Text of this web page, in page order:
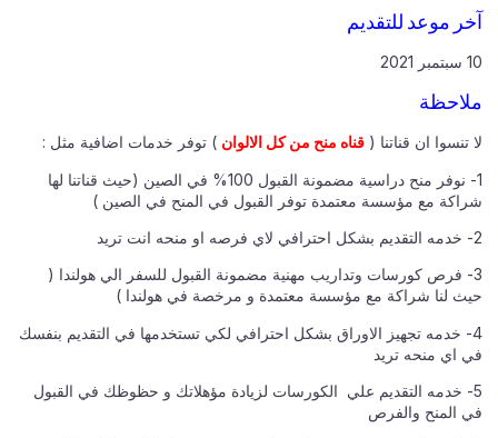
آخر موعد للتقديم
10 سبتمبر 2021
ملاحظة
لا تنسوا ان قناتنا ( قناه منح من كل الالوان ) توفر خدمات اضافية مثل :
1- نوفر منح دراسية مضمونة القبول 100% في الصين (حيث قناتنا لها
شراكة مع مؤسسة معتمدة توفر القبول في المنح في الصين )
2- خدمه التقديم بشكل احترافي لاي فرصه او منحه انت تريد
3- فرص كورسات وتداريب مهنية مضمونة القبول للسفر الي هولندا (
حيث لنا شراكة مع مؤسسة معتمدة و مرخصة في هولندا )
4- خدمه تجهيز الاوراق بشكل احترافي لكي تستخدمها في التقديم بنفسك
في اي منحه تريد
5- خدمه التقديم علي الكورسات لزيادة مؤهلاتك و حظوظك في القبول
في المنح والفرص